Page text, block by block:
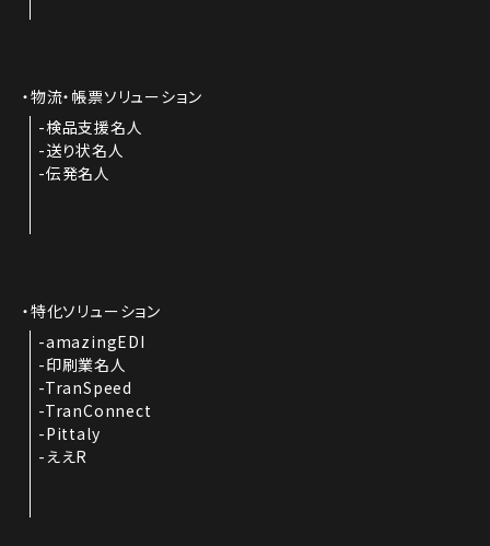
物流・帳票ソリューション
検品支援名人
送り状名人
伝発名人
特化ソリューション
amazingEDI
印刷業名人
TranSpeed
TranConnect
Pittaly
ええR